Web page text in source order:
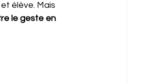
élève. Mais
le geste en